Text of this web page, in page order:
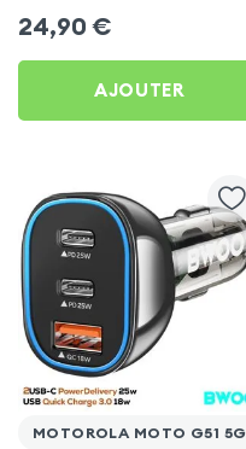
24,90 €
AJOUTER
MOTOROLA MOTO G51 5G